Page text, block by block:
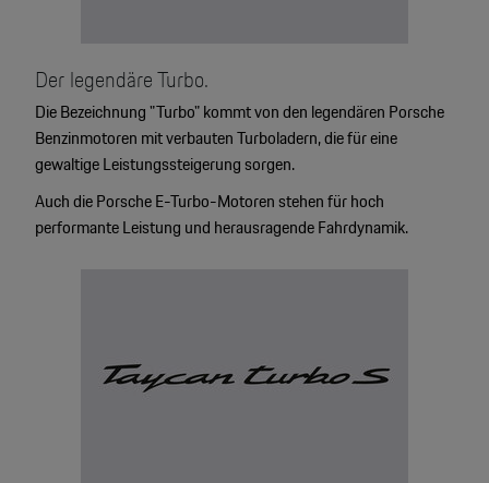
Der legendäre Turbo.
Die Bezeichnung "Turbo" kommt von den legendären Porsche
Benzinmotoren mit verbauten Turboladern, die für eine
gewaltige Leistungssteigerung sorgen.
Auch die Porsche E-Turbo-Motoren stehen für hoch
performante Leistung und herausragende Fahrdynamik.